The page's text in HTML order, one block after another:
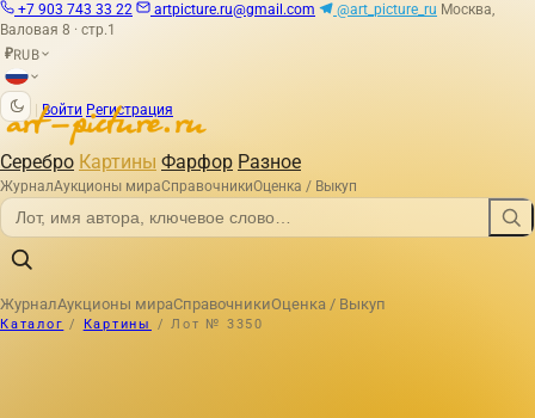
+7 903 743 33 22 artpicture.ru@gmail.com @art_picture_ru Москва,
Валовая 8 · стр.1
₽RUB
Войти Регистрация
Серебро Картины Фарфор Разное
ЖурналАукционы мираСправочникиОценка / Выкуп
ЖурналАукционы мираСправочникиОценка / Выкуп
Каталог / Картины / Лот № 3350